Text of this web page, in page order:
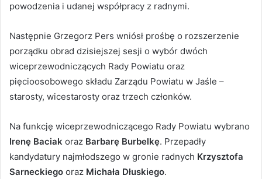
powodzenia i udanej współpracy z radnymi.
Następnie Grzegorz Pers wniósł prośbę o rozszerzenie
porządku obrad dzisiejszej sesji o wybór dwóch
wiceprzewodniczących Rady Powiatu oraz
pięcioosobowego składu Zarządu Powiatu w Jaśle –
starosty, wicestarosty oraz trzech członków.
Na funkcję wiceprzewodniczącego Rady Powiatu wybrano
Irenę Baciak oraz Barbarę Burbelkę. Przepadły
kandydatury najmłodszego w gronie radnych Krzysztofa
Sarneckiego oraz Michała Dłuskiego.